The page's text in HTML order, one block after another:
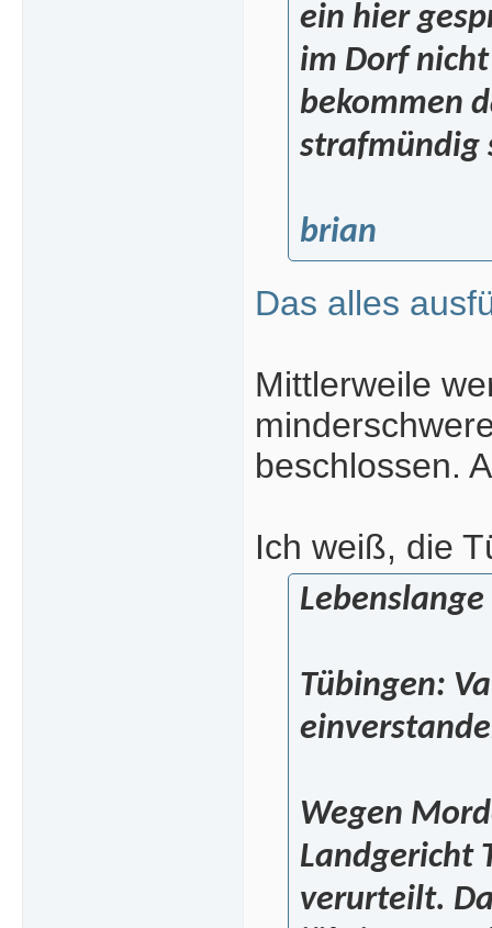
ein hier
im Dorf
bekommen
strafmündig
brian
Das alles
Mittlerweile
beschlossen.
Ich weiß, die
Tübingen:
Wegen
Landgericht
verurteilt.